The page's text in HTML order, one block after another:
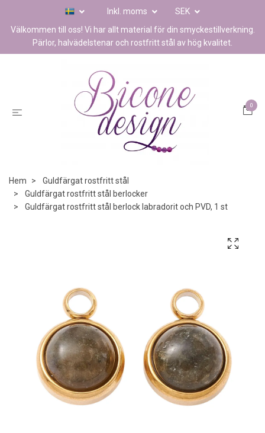
Inkl. moms
SEK
Välkommen till oss! Vi har allt material för din smyckestillverkning.
Pärlor, halvädelstenar och rostfritt stål av hög kvalitet.
0
Hem
Guldfärgat rostfritt stål
Guldfärgat rostfritt stål berlocker
Guldfärgat rostfritt stål berlock labradorit och PVD, 1 st